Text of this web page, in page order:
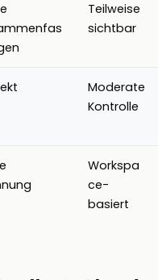
Teilweise
sichtbar
Moderate
Kontrolle
Workspa
ce-
basiert